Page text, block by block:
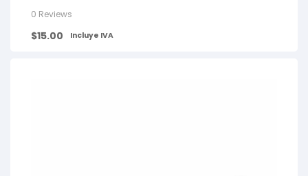
0 Reviews
$15.00 Incluye IVA